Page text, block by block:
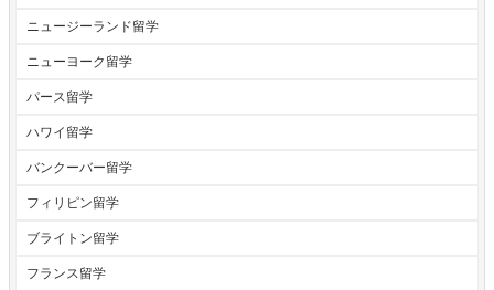
ニュージーランド留学
ニューヨーク留学
パース留学
ハワイ留学
バンクーバー留学
フィリピン留学
ブライトン留学
フランス留学